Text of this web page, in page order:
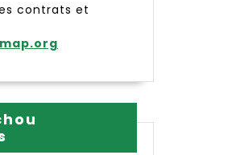
contrats et